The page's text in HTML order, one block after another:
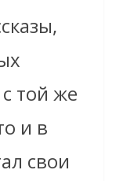
той же
и в
свои